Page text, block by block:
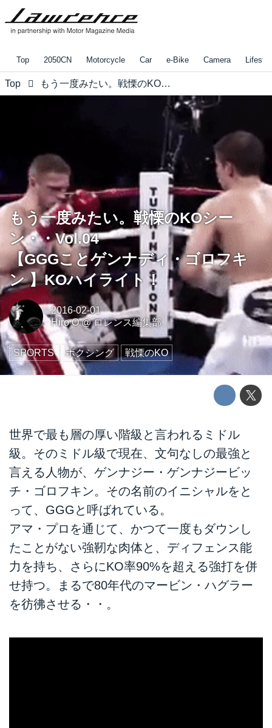
Top 2050CN Motorcycle Car e-Bike Camera
Top もう一度みたい。戦慄のKOシーン・・Vol.04 【GGGことゲンナディ・ゴロフキン 】KOハイライト！
もう一度みたい。戦慄のKOシー
ン・・Vol.04
【GGGことゲンナディ・ゴロフキ
ン 】KOハイライト！
2016-02-01
Hiro O@ロレンス編集部
SPORTS ボクシング 戦慄のKO
世界で最も層の厚い階級と言われるミドル
級。そのミドル級で現在、文句なしの最強と
言える人物が、ゲンナジー・ゲンナジービッ
チ・ゴロフキン。その名前のイニシャルをと
って、GGGと呼ばれている。
アマ・プロを通じて、かつて一度もダウンし
たことがない強靭な肉体と、ディフェンス能
力を持ち、さらにKO率90%を超える強打を併
せ持つ。まるで80年代のマービン・ハグラー
を彷彿させる・・。